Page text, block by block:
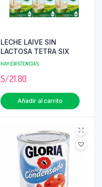
LECHE LAIVE SIN
LACTOSA TETRA SIX
HAY EXISTENCIAS
S/21.80
Añadir al carrito